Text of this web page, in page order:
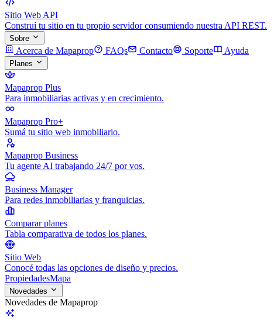
Sitio Web API
Construí tu sitio en tu propio servidor consumiendo nuestra API REST.
Sobre
Acerca de Mapaprop FAQs Contacto Soporte Ayuda
Planes
Mapaprop Plus
Para inmobiliarias activas y en crecimiento.
Mapaprop Pro+
Sumá tu sitio web inmobiliario.
Mapaprop Business
Tu agente AI trabajando 24/7 por vos.
Business Manager
Para redes inmobiliarias y franquicias.
Comparar planes
Tabla comparativa de todos los planes.
Sitio Web
Conocé todas las opciones de diseño y precios.
PropiedadesMapa
Novedades
Novedades de Mapaprop